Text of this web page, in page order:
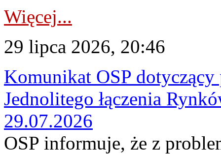
Więcej...
29 lipca 2026, 20:46
Komunikat OSP
Jednolitego łączenia
29.07.2026
OSP informuje, że z